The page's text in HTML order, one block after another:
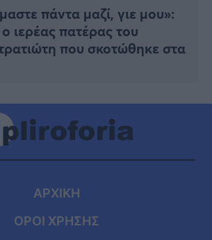
πάντα μαζί, γιε μου»:
ο ιερέας πατέρας του
που σκοτώθηκε στα
ΑΡΧΙΚΗ
ΟΡΟΙ ΧΡΗΣΗΣ